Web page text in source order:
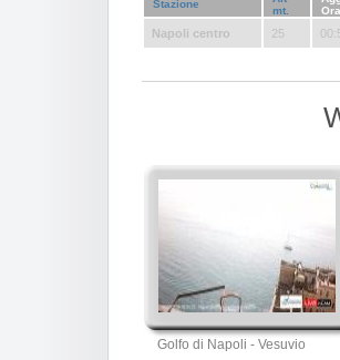
Stazione
mt.
Ora
Napoli centro 25
Golfo di Napoli - Vesuvio